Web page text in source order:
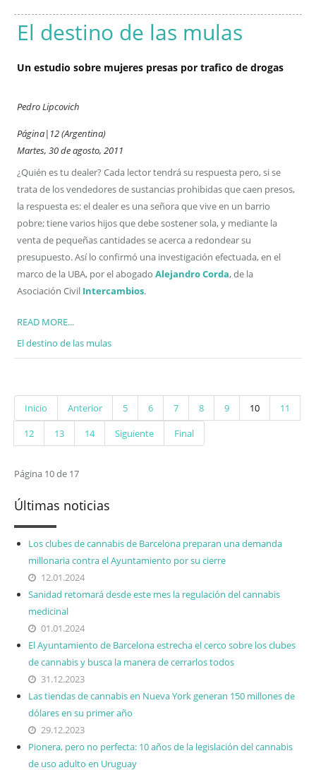
El destino de las mulas
Un estudio sobre mujeres presas por trafico de drogas
Pedro Lipcovich
Página|12 (Argentina)
Martes, 30 de agosto, 2011
¿Quién es tu dealer? Cada lector tendrá su respuesta pero, si se
trata de los vendedores de sustancias prohibidas que caen presos,
la respuesta es: el dealer es una señora que vive en un barrio
pobre; tiene varios hijos que debe sostener sola, y mediante la
venta de pequeñas cantidades se acerca a redondear su
presupuesto. Así lo confirmó una investigación efectuada, en el
marco de la UBA, por el abogado Alejandro Corda, de la
Asociación Civil Intercambios.
READ MORE...
El destino de las mulas
Inicio Anterior 5 6 7 8 9 10
11
12
13 14 Siguiente Final
Página 10 de 17
Últimas noticias
Los clubes de cannabis de Barcelona preparan una demanda
millonaria contra el Ayuntamiento por su cierre
12.01.2024
Sanidad retomará desde este mes la regulación del cannabis
medicinal
01.01.2024
El Ayuntamiento de Barcelona estrecha el cerco sobre los clubes
de cannabis y busca la manera de cerrarlos todos
31.12.2023
Las tiendas de cannabis en Nueva York generan 150 millones de
dólares en su primer año
29.12.2023
Pionera, pero no perfecta: 10 años de la legislación del cannabis
de uso adulto en Uruguay